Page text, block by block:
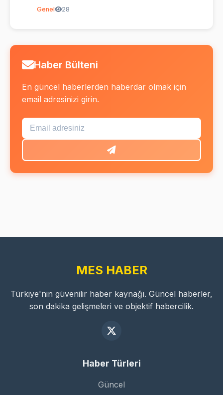
Genel 28
Haber Bülteni
En güncel haberlerden haberdar olmak için
email adresinizi girin.
MES HABER
Türkiye'nin güvenilir haber kaynağı. Güncel haberler,
son dakika gelişmeleri ve objektif habercilik.
Haber Türleri
Güncel